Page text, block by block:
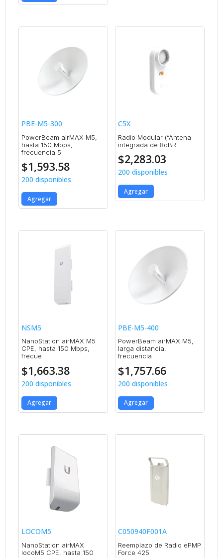
PBE-M5-300
PowerBeam airMAX M5,
hasta 150 Mbps,
frecuencia 5
$1,593.58
200 disponibles
Agregar
C5X
Radio Modular (“Antena
integrada de 8dBR
$2,283.03
200 disponibles
Agregar
NSM5
NanoStation airMAX M5
CPE, hasta 150 Mbps,
frecue
$1,663.38
200 disponibles
Agregar
PBE-M5-400
PowerBeam airMAX M5,
larga distancia,
frecuencia
$1,757.66
200 disponibles
Agregar
LOCOM5
NanoStation airMAX
locoM5 CPE, hasta 150
C050940F001A
Reemplazo de Radio ePMP
Force 425